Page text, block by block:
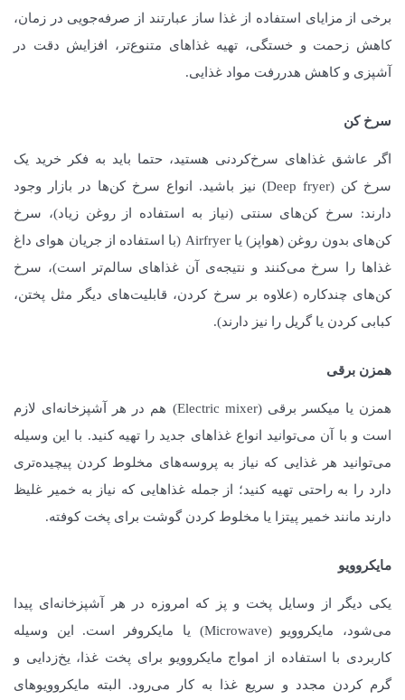
برخی از مزایای استفاده از غذا ساز عبارتند از صرفه‌جویی در زمان،
کاهش زحمت و خستگی، تهیه غذاهای متنوع‌تر، افزایش دقت در
آشپزی و کاهش هدررفت مواد غذایی.
سرخ کن
اگر عاشق غذاهای سرخ‌کردنی هستید، حتما باید به فکر خرید یک
سرخ کن (Deep fryer) نیز باشید. انواع سرخ کن‌ها در بازار وجود
دارند: سرخ کن‌های سنتی (نیاز به استفاده از روغن زیاد)، سرخ
کن‌های بدون روغن (هواپز) یا Airfryer (با استفاده از جریان هوای داغ
غذاها را سرخ می‌کنند و نتیجه‌ی آن غذاهای سالم‌تر است)، سرخ
کن‌های چندکاره (علاوه بر سرخ کردن، قابلیت‌های دیگر مثل پختن،
کبابی کردن یا گریل را نیز دارند).
همزن برقی
همزن یا میکسر برقی (Electric mixer) هم در هر آشپزخانه‌ای لازم
است و با آن می‌توانید انواع غذاهای جدید را تهیه کنید. با این وسیله
می‌توانید هر غذایی که نیاز به پروسه‌های مخلوط کردن پیچیده‌تری
دارد را به راحتی تهیه کنید؛ از جمله غذاهایی که نیاز به خمیر غلیظ
دارند مانند خمیر پیتزا یا مخلوط کردن گوشت برای پخت کوفته.
مایکروویو
یکی دیگر از وسایل پخت و پز که امروزه در هر آشپزخانه‌ای پیدا
می‌شود، مایکروویو (Microwave) یا مایکروفر است. این وسیله
کاربردی با استفاده از امواج مایکروویو برای پخت غذا، یخ‌زدایی و
گرم کردن مجدد و سریع غذا به کار می‌رود. البته مایکروویوهای